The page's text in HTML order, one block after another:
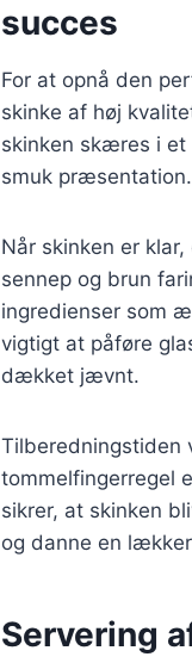
succes
For at opnå den
skinke af høj
skinken skæres i
smuk præsentation.
Når skinken er
sennep og brun
ingredienser som
vigtigt at påføre
dækket jævnt.
Tilberedningstiden
tommelfingerregel
sikrer, at skinken
og danne en
Servering